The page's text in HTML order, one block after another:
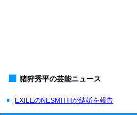
猪狩秀平の芸能ニュース
EXILEのNESMITHが結婚を報告